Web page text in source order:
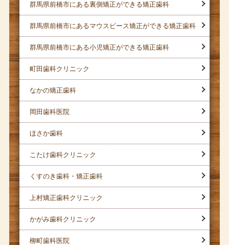
群馬県前橋市にある裏側矯正ができる矯正歯科
群馬県前橋市にあるマウスピース矯正ができる矯正歯科
群馬県前橋市にある小児矯正ができる矯正歯科
町田歯科クリニック
なかの矯正歯科
岡田歯科医院
ほさか歯科
こたけ歯科クリニック
くすのき歯科・矯正歯科
上村矯正歯科クリニック
かがみ歯科クリニック
柳町歯科医院